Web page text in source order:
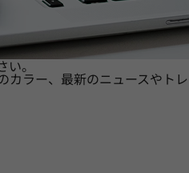
い。
カラー、最新のニュースやト